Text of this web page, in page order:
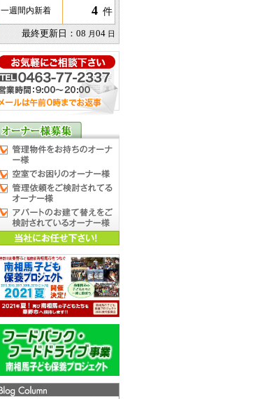
一週間内新着 4 件
最終更新日：08 月04 日